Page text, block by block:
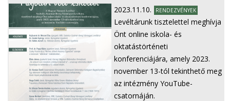
2023.11.10. RENDEZVÉNYEK
Levéltárunk tisztelettel meghívja
Önt online iskola- és
oktatástörténeti
konferenciájára, amely 2023.
november 13-tól tekinthető meg
az intézmény YouTube-
csatornáján.